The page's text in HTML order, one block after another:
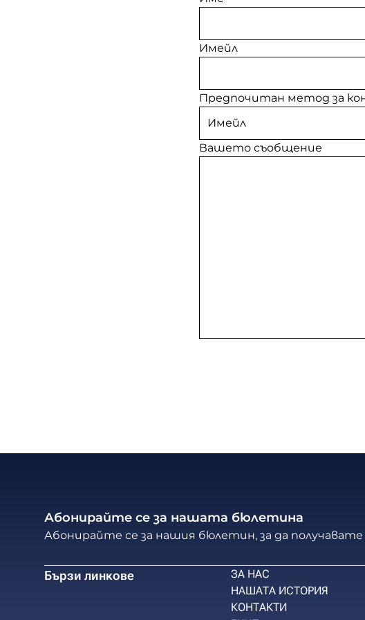
Имейл
Предпочитан метод за
Вашето съобщение
Абонирайте се за нашата бюлетина
Абонирайте се за нашия бюлетин, за да
Бързи линкове
ЗА НАС
НАШАТА ИСТОРИЯ
КОНТАКТИ